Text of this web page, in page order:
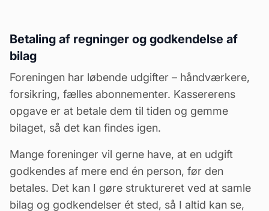
Betaling af regninger og godkendelse af
bilag
Foreningen har løbende udgifter – håndværkere,
forsikring, fælles abonnementer. Kassererens
opgave er at betale dem til tiden og gemme
bilaget, så det kan findes igen.
Mange foreninger vil gerne have, at en udgift
godkendes af mere end én person, før den
betales. Det kan I gøre struktureret ved at samle
bilag og godkendelser ét sted, så I altid kan se,